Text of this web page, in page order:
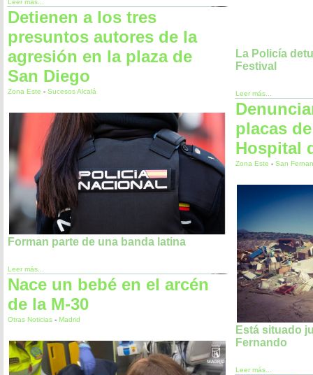
Leer más...
Detienen a los tres
presuntos autores de la
agresión en la plaza de
San Diego
Zona Este - Sucesos Alcalá
Forman parte de una banda latina
Leer más...
Nace un bebé en el arcén
de la M-30
Otras Noticias - Madrid
La Policía
Festival
Leer más...
placas
Hospital
Zona Este - San
Está situado
Fernando
Leer más...